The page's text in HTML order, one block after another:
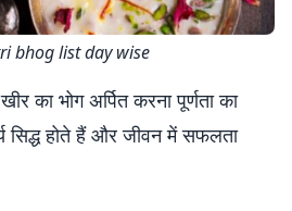
bhog list day wise
का भोग अर्पित करना पूर्णता का
सिद्ध होते हैं और जीवन में सफलता